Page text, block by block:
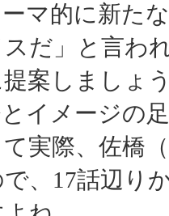
マ的に新た
だ」と言わ
提案しましょ
イメージの
実際、佐橋
、17話辺り